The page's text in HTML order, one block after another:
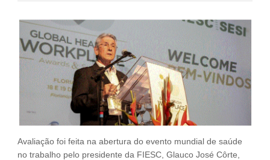
NOSSAS ASSOCIADAS
SEJA UM ASSOCIADO
VAGAS
Avaliação foi feita na abertura do evento mundial de saúde
no trabalho pelo presidente da FIESC, Glauco José Côrte,